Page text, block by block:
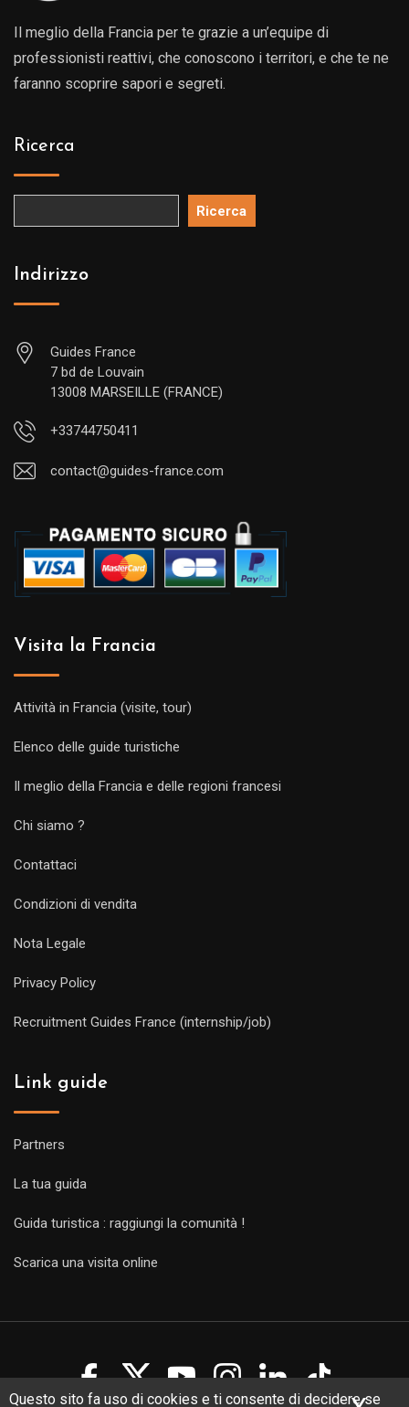
Questo sito fa uso di cookies e ti consente di decidere se
Il meglio della Francia per te grazie a un’equipe di
professionisti reattivi, che conoscono i territori, e che te ne
faranno scoprire sapori e segreti.
Ricerca
Ricerca
Indirizzo
Guides France
7 bd de Louvain
13008 MARSEILLE (FRANCE)
+33744750411
contact@guides-france.com
Visita la Francia
Attività in Francia (visite, tour)
Elenco delle guide turistiche
Il meglio della Francia e delle regioni francesi
Chi siamo ?
Contattaci
Condizioni di vendita
Nota Legale
Privacy Policy
Recruitment Guides France (internship/job)
Link guide
Partners
La tua guida
Guida turistica : raggiungi la comunità !
Scarica una visita online